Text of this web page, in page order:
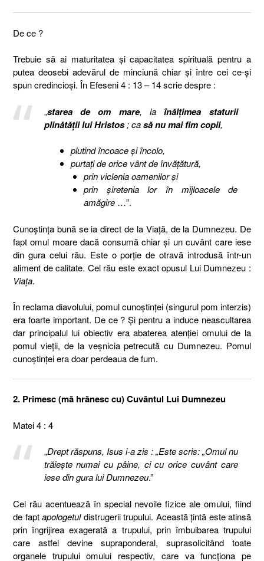
De ce ?
Trebuie să ai maturitatea şi capacitatea spirituală pentru a
putea deosebi adevărul de minciună chiar şi între cei ce-şi
spun credincioşi. În Efeseni 4 : 13 – 14 scrie despre :
„starea de om mare, laînălţimea staturii
plinătăţii lui Hristos; casă nu mai fim copii,
plutind încoace şi încolo,
purtaţi de orice vânt de învăţătură,
prin viclenia oamenilor şi
prin şiretenia lor în mijloacele de
amăgire …”.
Cunoştinţa bună se ia direct de la Viaţă, de la Dumnezeu. De
fapt omul moare dacă consumă chiar şi un cuvânt care iese
din gura celui rău. Este o porţie de otravă introdusă într-un
aliment de calitate. Cel rău este exact opusul Lui Dumnezeu :
Viaţa.
În reclama diavolului, pomul cunoştinţei (singurul pom interzis)
era foarte important. De ce ? Şi pentru a induce neascultarea
dar principalul lui obiectiv era abaterea atenţiei omului de la
pomul vieţii, de la veşnicia petrecută cu Dumnezeu. Pomul
cunoştinţei era doar perdeaua de fum.
2. Primesc (mă hrănesc cu) Cuvântul Lui Dumnezeu
Matei 4 : 4
„Drept răspuns, Isus i-a zis : „Este scris: „Omul nu
trăieşte numai cu pâine, ci cu orice cuvânt care
iese din gura lui Dumnezeu.”
Cel rău acentuează în special nevoile fizice ale omului, fiind
de faptapologetuldistrugerii trupului. Această ţintă este atinsă
prin îngrijirea exagerată a trupului, prin îmbuibarea trupului
care astfel devine supraponderal, suprasolicitând toate
organele trupului omului respectiv, care va funcţiona pe